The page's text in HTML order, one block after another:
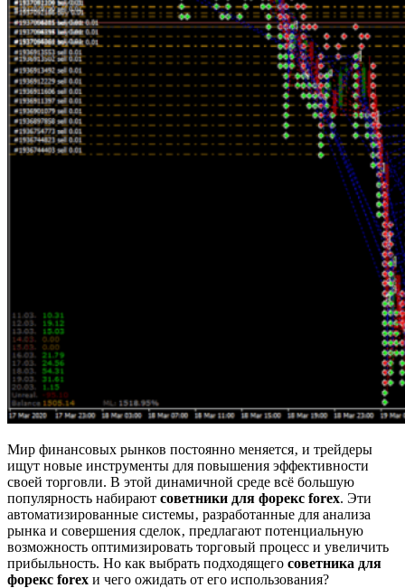
Мир финансовых рынков постоянно меняется‚ и трейдеры
ищут новые инструменты для повышения эффективности
своей торговли. В этой динамичной среде всё большую
популярность набирают советники для форекс forex. Эти
автоматизированные системы‚ разработанные для анализа
рынка и совершения сделок‚ предлагают потенциальную
возможность оптимизировать торговый процесс и увеличить
прибыльность. Но как выбрать подходящего советника для
форекс forex и чего ожидать от его использования?